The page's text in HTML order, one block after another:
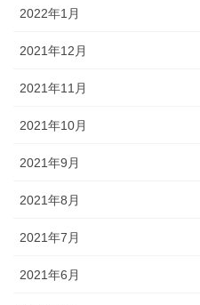
2022年1月
2021年12月
2021年11月
2021年10月
2021年9月
2021年8月
2021年7月
2021年6月